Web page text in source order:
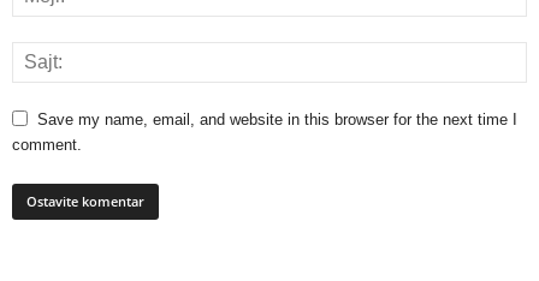
Save my name, email, and website in this browser for the next time I
comment.